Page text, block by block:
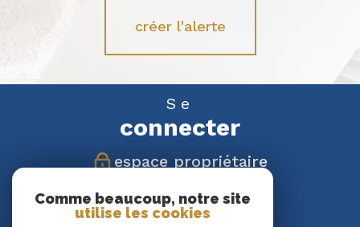
créer l'alerte
Se
connecter
espace propriétaire
Nous
Comme beaucoup, notre site
utilise les cookies